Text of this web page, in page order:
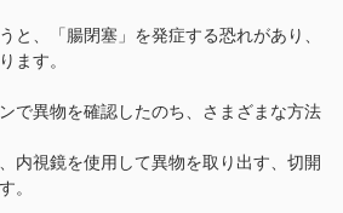
と、「腸閉塞」を発症する恐れがあり、
ます。
で異物を確認したのち、さまざまな方法
内視鏡を使用して異物を取り出す、切開
。